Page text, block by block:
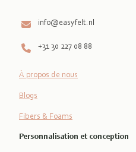
info@easyfelt.nl
+31 30 227 08 88
À propos de nous
Blogs
Fibers & Foams
Personnalisation et conception